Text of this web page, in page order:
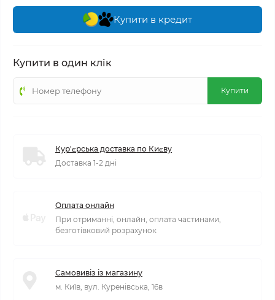
Купити в кредит
Купити в один клік
Купити
Кур'єрська доставка по Києву
Доставка 1-2 дні
Оплата онлайн
При отриманні, онлайн, оплата частинами,
безготівковий розрахунок
Самовивіз із магазину
м. Київ, вул. Куренівська, 16в